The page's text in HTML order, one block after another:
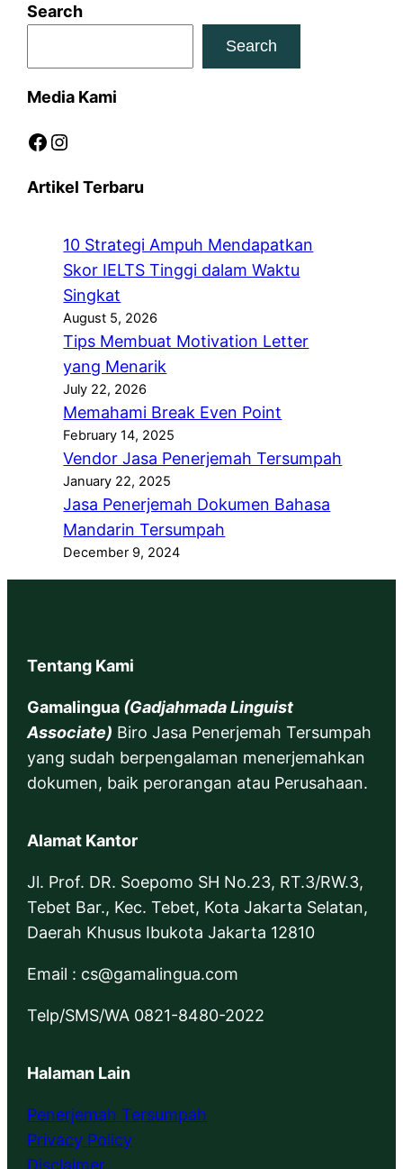
Search
Search
Media Kami
Facebook Instagram
Artikel Terbaru
10 Strategi Ampuh Mendapatkan
Skor IELTS Tinggi dalam Waktu
Singkat
August 5, 2026
Tips Membuat Motivation Letter
yang Menarik
July 22, 2026
Memahami Break Even Point
February 14, 2025
Vendor Jasa Penerjemah Tersumpah
January 22, 2025
Jasa Penerjemah Dokumen Bahasa
Mandarin Tersumpah
December 9, 2024
Tentang Kami
Gamalingua (Gadjahmada Linguist
Associate) Biro Jasa Penerjemah Tersumpah
yang sudah berpengalaman menerjemahkan
dokumen, baik perorangan atau Perusahaan.
Alamat Kantor
Jl. Prof. DR. Soepomo SH No.23, RT.3/RW.3,
Tebet Bar., Kec. Tebet, Kota Jakarta Selatan,
Daerah Khusus Ibukota Jakarta 12810
Email : cs@gamalingua.com
Telp/SMS/WA 0821-8480-2022
Halaman Lain
Penerjemah Tersumpah
Privacy Policy
Disclaimer